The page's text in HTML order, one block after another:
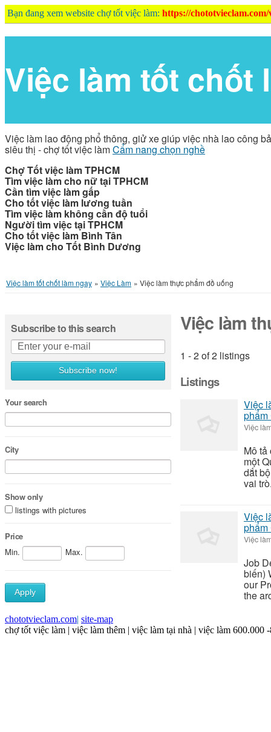
Bạn đang xem website chợ tốt việc làm: https://
chototvieclam.com| site-map
chợ tốt việc làm | việc làm thêm | việc làm tại nhà | việc làm 600.000